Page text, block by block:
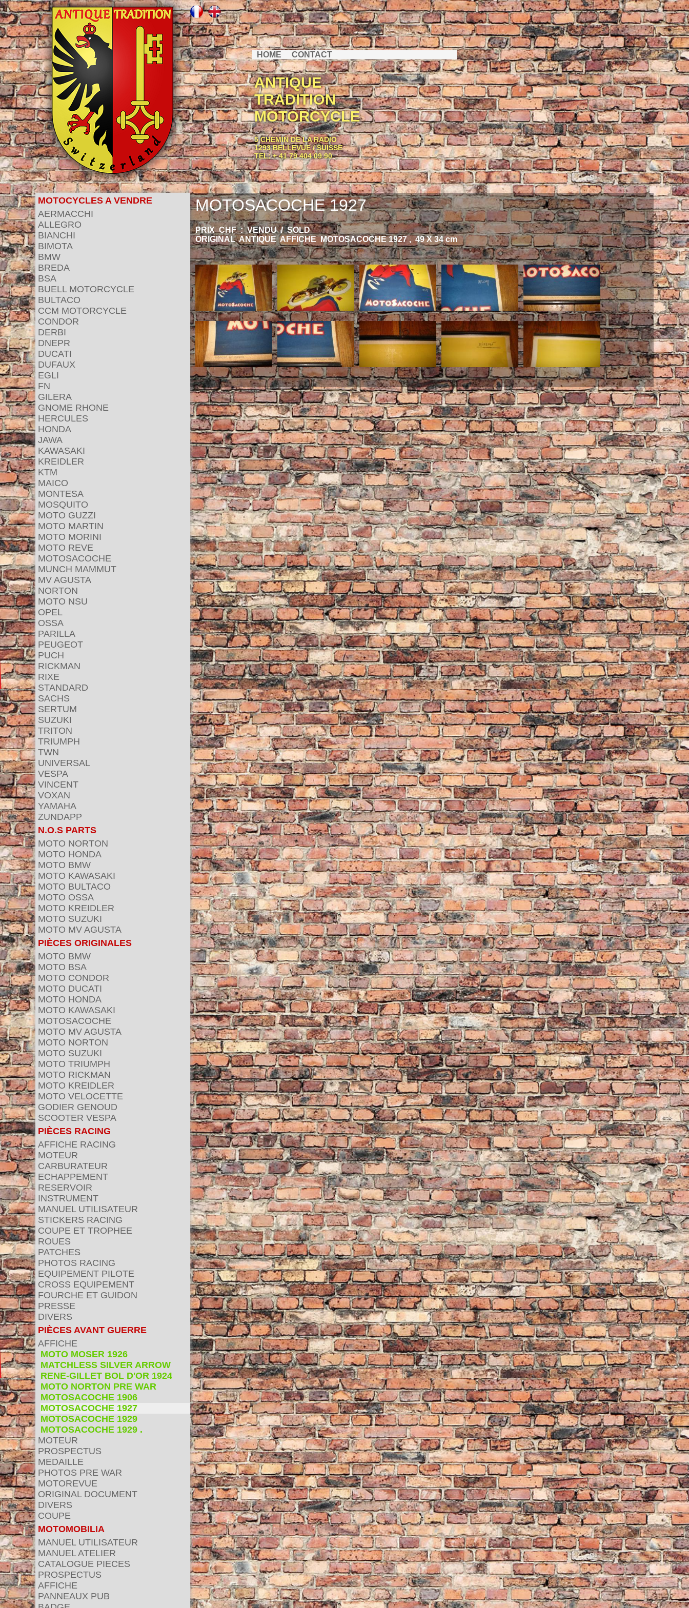
HOME CONTACT
ANTIQUE
TRADITION
MOTORCYCLE
5 CHEMIN DE LA RADIO
1293 BELLEVUE / SUISSE
TEL: + 41 79 404 09 90
MOTOCYCLES A VENDRE
AERMACCHI
ALLEGRO
BIANCHI
BIMOTA
BMW
BREDA
BSA
BUELL MOTORCYCLE
BULTACO
CCM MOTORCYCLE
CONDOR
DERBI
DNEPR
DUCATI
DUFAUX
EGLI
FN
GILERA
GNOME RHONE
HERCULES
HONDA
JAWA
KAWASAKI
KREIDLER
KTM
MAICO
MONTESA
MOSQUITO
MOTO GUZZI
MOTO MARTIN
MOTO MORINI
MOTO REVE
MOTOSACOCHE
MUNCH MAMMUT
MV AGUSTA
NORTON
MOTO NSU
OPEL
OSSA
PARILLA
PEUGEOT
PUCH
RICKMAN
RIXE
STANDARD
SACHS
SERTUM
SUZUKI
TRITON
TRIUMPH
TWN
UNIVERSAL
VESPA
VINCENT
VOXAN
YAMAHA
ZUNDAPP
N.O.S PARTS
MOTO NORTON
MOTO HONDA
MOTO BMW
MOTO KAWASAKI
MOTO BULTACO
MOTO OSSA
MOTO KREIDLER
MOTO SUZUKI
MOTO MV AGUSTA
PIÈCES ORIGINALES
MOTO BMW
MOTO BSA
MOTO CONDOR
MOTO DUCATI
MOTO HONDA
MOTO KAWASAKI
MOTOSACOCHE
MOTO MV AGUSTA
MOTO NORTON
MOTO SUZUKI
MOTO TRIUMPH
MOTO RICKMAN
MOTO KREIDLER
MOTO VELOCETTE
GODIER GENOUD
SCOOTER VESPA
PIÈCES RACING
AFFICHE RACING
MOTEUR
CARBURATEUR
ECHAPPEMENT
RESERVOIR
INSTRUMENT
MANUEL UTILISATEUR
STICKERS RACING
COUPE ET TROPHEE
ROUES
PATCHES
PHOTOS RACING
EQUIPEMENT PILOTE
CROSS EQUIPEMENT
FOURCHE ET GUIDON
PRESSE
DIVERS
PIÈCES AVANT GUERRE
AFFICHE
MOTO MOSER 1926
MATCHLESS SILVER ARROW
RENE-GILLET BOL D'OR 1924
MOTO NORTON PRE WAR
MOTOSACOCHE 1906
MOTOSACOCHE 1927
MOTOSACOCHE 1929
MOTOSACOCHE 1929 .
MOTEUR
PROSPECTUS
MEDAILLE
PHOTOS PRE WAR
MOTOREVUE
ORIGINAL DOCUMENT
DIVERS
COUPE
MOTOMOBILIA
MANUEL UTILISATEUR
MANUEL ATELIER
CATALOGUE PIECES
PROSPECTUS
AFFICHE
PANNEAUX PUB
MOTOSACOCHE 1927
PRIX CHF : VENDU / SOLD
ORIGINAL ANTIQUE AFFICHE MOTOSACOCHE 1927 , 49 X 34 cm